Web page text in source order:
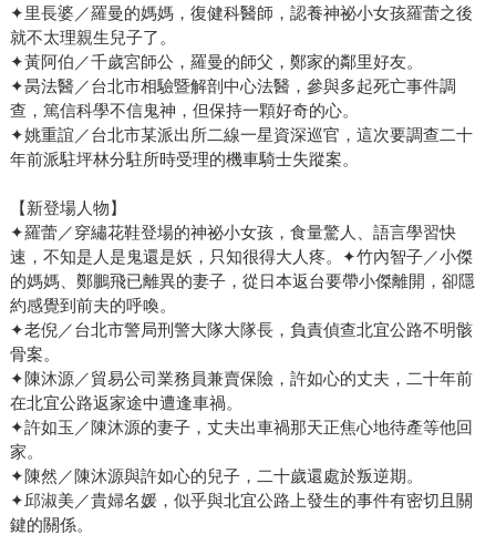
✦里長婆／羅曼的媽媽，復健科醫師，認養神祕小女孩羅蕾之後
就不太理親生兒子了。
✦黃阿伯／千歲宮師公，羅曼的師父，鄭家的鄰里好友。
✦昺法醫／台北市相驗暨解剖中心法醫，參與多起死亡事件調
查，篤信科學不信鬼神，但保持一顆好奇的心。
✦姚重誼／台北市某派出所二線一星資深巡官，這次要調查二十
年前派駐坪林分駐所時受理的機車騎士失蹤案。
【新登場人物】
✦羅蕾／穿繡花鞋登場的神祕小女孩，食量驚人、語言學習快
速，不知是人是鬼還是妖，只知很得大人疼。✦竹內智子／小傑
的媽媽、鄭鵬飛已離異的妻子，從日本返台要帶小傑離開，卻隱
約感覺到前夫的呼喚。
✦老倪／台北市警局刑警大隊大隊長，負責偵查北宜公路不明骸
骨案。
✦陳沐源／貿易公司業務員兼賣保險，許如心的丈夫，二十年前
在北宜公路返家途中遭逢車禍。
✦許如玉／陳沐源的妻子，丈夫出車禍那天正焦心地待產等他回
家。
✦陳然／陳沐源與許如心的兒子，二十歲還處於叛逆期。
✦邱淑美／貴婦名媛，似乎與北宜公路上發生的事件有密切且關
鍵的關係。